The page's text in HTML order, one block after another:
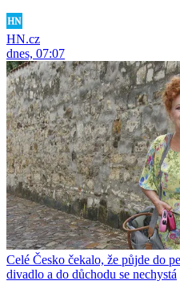
HN.cz
dnes, 07:07
Celé Česko čekalo, že půjde do
divadlo a do důchodu se nechystá